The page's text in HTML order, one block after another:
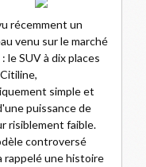
récemment un
venu sur le marché
le SUV à dix places
simple et
puissance de
risiblement faible.
controversé
rappelé une histoire